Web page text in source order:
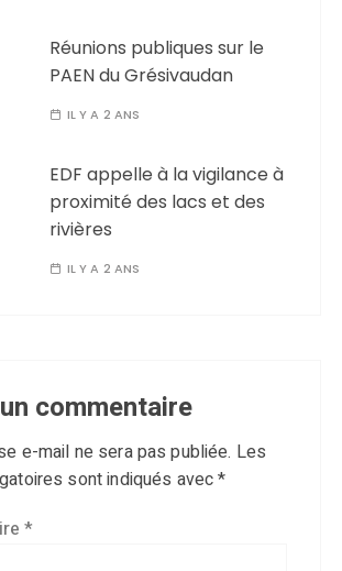
Réunions publiques sur le
PAEN du Grésivaudan
IL Y A 2 ANS
EDF appelle à la vigilance à
proximité des lacs et des
rivières
IL Y A 2 ANS
commentaire
e-mail ne sera pas publiée. Les
sont indiqués avec*
*